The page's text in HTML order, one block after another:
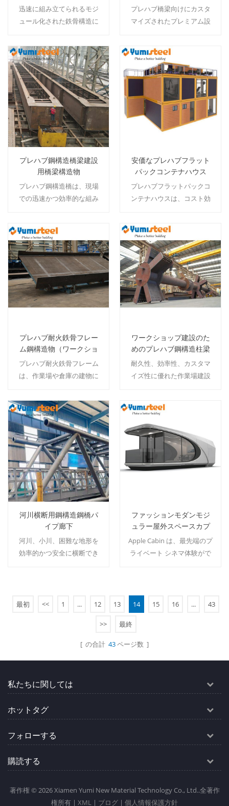
迅速に組み立てられるモジ
ュール化された鉄骨構造に
場で製造されたコンポーネ
ントを通じて橋の迅速な展
開が可能になり、現場での
建設時間と混乱を最小限に
抑えることができます。
続きを読む
設計鋼構造
プレハブ橋梁向けにカスタ
マイズされたプレミアム設
築的卓越性を兼ね備えた、
カスタマイズされた高品質
のソリューションを提供し
ます。
続きを読む
プレハブ鋼構造橋梁建設
用橋梁構造物
プレハブ鋼構造橋は、現場
での迅速かつ効率的な組み
高品質を保証します。
続きを読む
安価なプレハブフラット
パックコンテナハウス
プレハブフラットパックコ
ンテナハウスは、コスト効
価格でモジュール式かつ迅
速に展開可能な生活ソリュ
ーションを提供します。
続きを読む
プレハブ耐火鉄骨フレー
ム鋼構造物（ワークショ
ップ・倉庫用）
プレハブ耐火鉄骨フレーム
は、作業場や倉庫の建物に
に構築できるソリューショ
ンを提供します。
続きを読む
ワークショップ建設のた
めのプレハブ鋼構造柱梁
耐久性、効率性、カスタマ
イズ性に優れた作業場建設
続きを読む
河川横断用鋼構造鋼橋パ
イプ廊下
河川、小川、困難な地形を
効率的かつ安全に横断でき
ファッションモダンモジ
ュラー屋外スペースカプ
セルハウス
Apple Cabin は、最先端のプ
ライベート シネマ体験がで
贅沢さを再定義します。
最初 << 1 ... 12 13 14 15 16 ... 43
>> 最終
[ の合計 43ページ数 ]
私たちに関しては
ホットタグ
フォローする
購読する
著作権 © 2026 Xiamen Yumi New Material Technology Co., Ltd..全著作
権所有 | XML | ブログ | 個人情報保護方針